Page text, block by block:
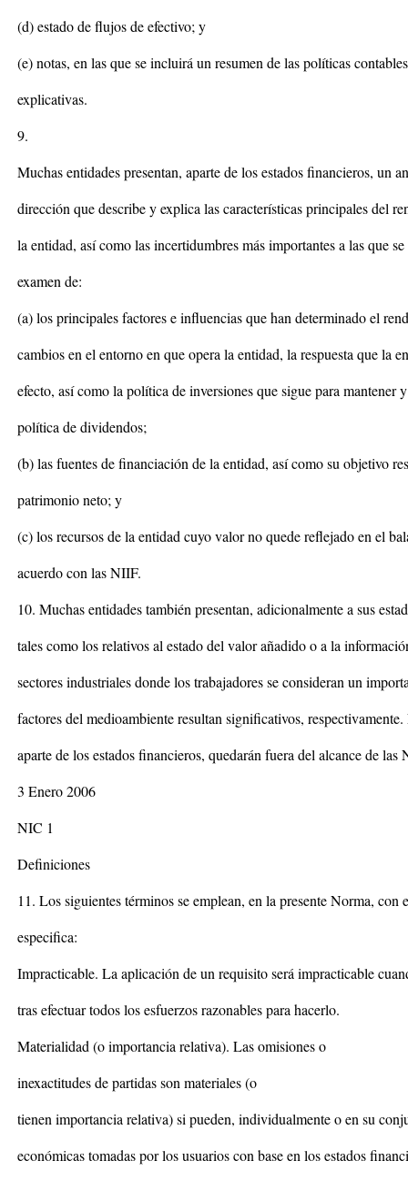
(d) estado de flujos de efectivo; y
(e) notas, en las que se incluirá un resumen de las políticas
explicativas.
9.
Muchas entidades presentan, aparte de los estados financieros, un
dirección que describe y explica las características principales del
la entidad, así como las incertidumbres más importantes a las que
examen de:
(a) los principales factores e influencias que han determinado el
cambios en el entorno en que opera la entidad, la respuesta que la
efecto, así como la política de inversiones que sigue para mantener
política de dividendos;
(b) las fuentes de financiación de la entidad, así como su objetivo
patrimonio neto; y
(c) los recursos de la entidad cuyo valor no quede reflejado en el
acuerdo con las NIIF.
10. Muchas entidades también presentan, adicionalmente a sus
tales como los relativos al estado del valor añadido o a la
sectores industriales donde los trabajadores se consideran un
factores del medioambiente resultan significativos,
aparte de los estados financieros, quedarán fuera del alcance de las
3 Enero 2006
NIC 1
Definiciones
11. Los siguientes términos se emplean, en la presente Norma,
especifica:
Impracticable. La aplicación de un requisito será impracticable
tras efectuar todos los esfuerzos razonables para hacerlo.
Materialidad (o importancia relativa). Las omisiones o
inexactitudes de partidas son materiales (o
tienen importancia relativa) si pueden, individualmente o en su
económicas tomadas por los usuarios con base en los estados